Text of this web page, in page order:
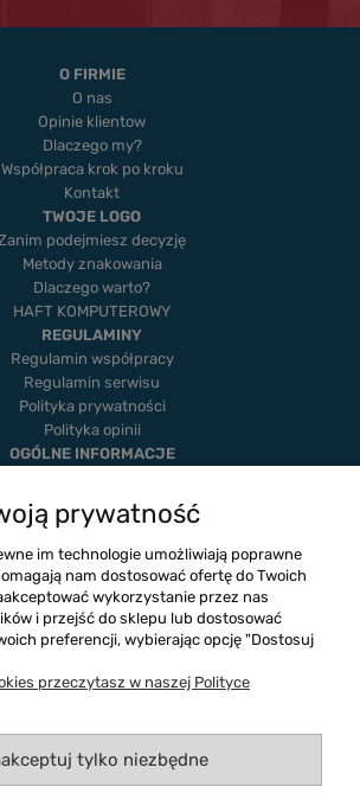
O FIRMIE
O nas
Opinie klientow
Dlaczego my?
Współpraca krok po kroku
Kontakt
TWOJE LOGO
podejmiesz decyzję
Metody znakowania
Dlaczego warto?
HAFT KOMPUTEROWY
REGULAMINY
Regulamin współpracy
Regulamin serwisu
Polityka prywatności
Polityka opinii
OGÓLNE INFORMACJE
Twoje zamówienia
Ustawienia konta
Blog
prywatność
im technologie umożliwiają poprawne
nam dostosować ofertę do Twoich
wykorzystanie przez nas
i przejść do sklepu lub dostosować
preferencji, wybierając opcję "Dostosuj
przeczytasz w naszej Polityce
tylko niezbędne